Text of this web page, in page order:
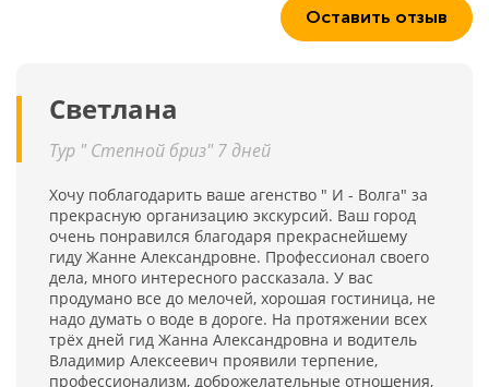
Оставить отзыв
Светлана
Тур " Степной бриз" 7 дней
Хочу поблагодарить ваше агенство " И - Волга" за
прекрасную организацию экскурсий. Ваш город
очень понравился благодаря прекраснейшему
гиду Жанне Александровне. Профессионал своего
дела, много интересного рассказала. У вас
продумано все до мелочей, хорошая гостиница, не
надо думать о воде в дороге. На протяжении всех
трёх дней гид Жанна Александровна и водитель
Владимир Алексеевич проявили терпение,
профессионализм, доброжелательные отношения,